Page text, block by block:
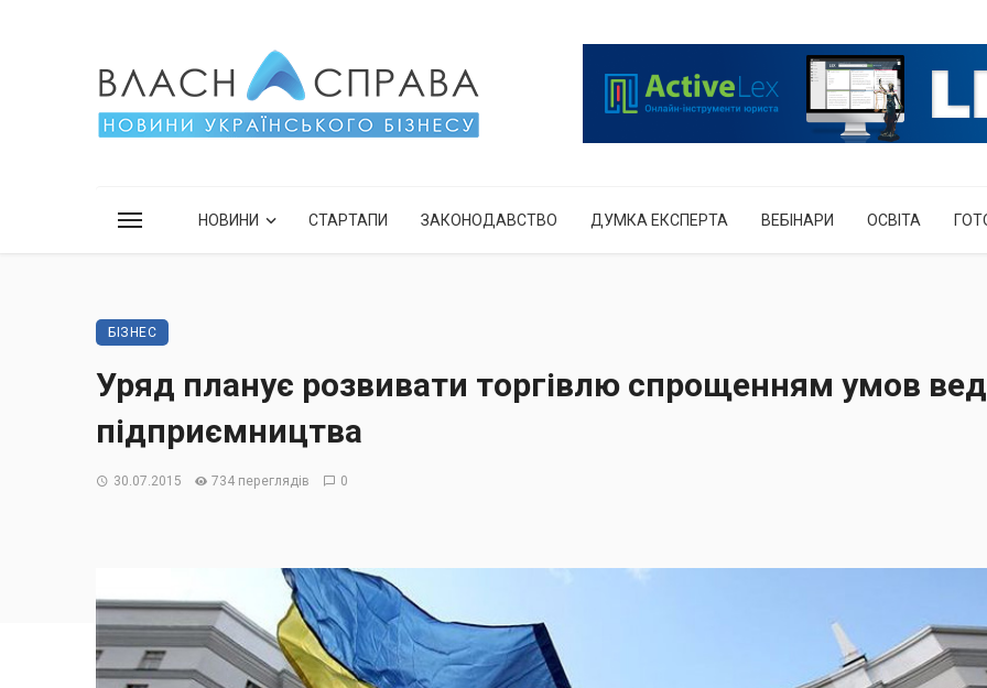
НОВИНИ СТАРТАПИ ЗАКОНОДАВСТВО ДУМКА ЕКСПЕРТА ВЕБІНАРИ ОСВІТА
БІЗНЕС
Уряд планує розвивати торгівлю спрощенням умов
підприємництва
30.07.2015 734 переглядів 0